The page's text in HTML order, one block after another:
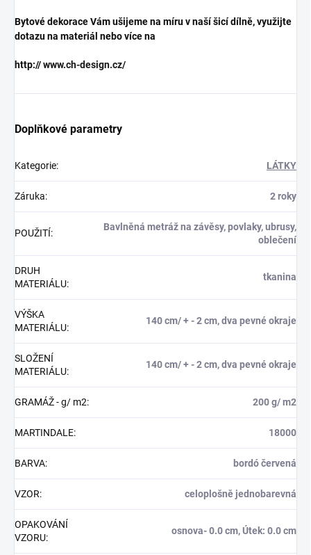
Bytové dekorace Vám ušijeme na míru v naší šicí dílně, využijte
dotazu na materiál nebo více na
http://www.ch-design.cz/
Doplňkové parametry
Kategorie: LÁTKY
Záruka: 2 roky
POUŽITÍ:
Bavlněná metráž na závěsy, povlaky, ubrusy,
oblečení
DRUH
MATERIÁLU:
tkanina
VÝŠKA
MATERIÁLU:
140 cm/ + - 2 cm, dva pevné okraje
SLOŽENÍ
MATERIÁLU:
140 cm/ + - 2 cm, dva pevné okraje
GRAMÁŽ - g/ m2: 200 g/ m2
MARTINDALE: 18000
BARVA: bordó červená
VZOR: celoplošně jednobarevná
OPAKOVÁNÍ
VZORU:
osnova- 0.0 cm, Útek: 0.0 cm